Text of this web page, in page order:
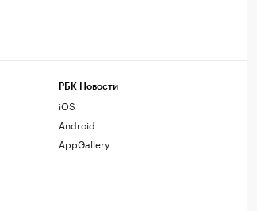
РБК Новости
iOS
Android
AppGallery